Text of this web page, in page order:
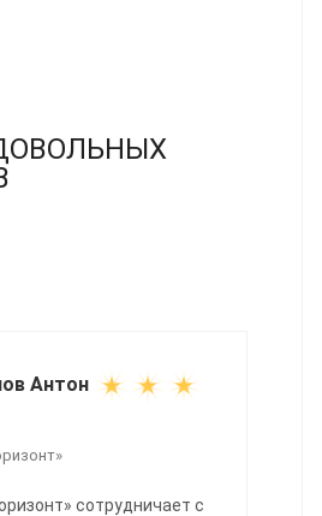
Антон
сотрудничает с